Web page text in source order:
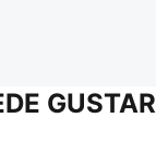
GUSTAR